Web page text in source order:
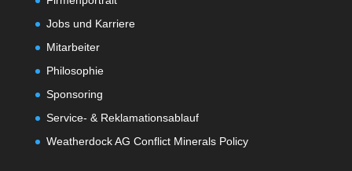
Jobs und Karriere
Mitarbeiter
Philosophie
Sponsoring
Service- & Reklamationsablauf
Weatherdock AG Conflict Minerals Policy